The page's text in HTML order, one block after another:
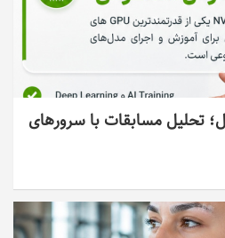
تحلیل مسابقات با سرورهای